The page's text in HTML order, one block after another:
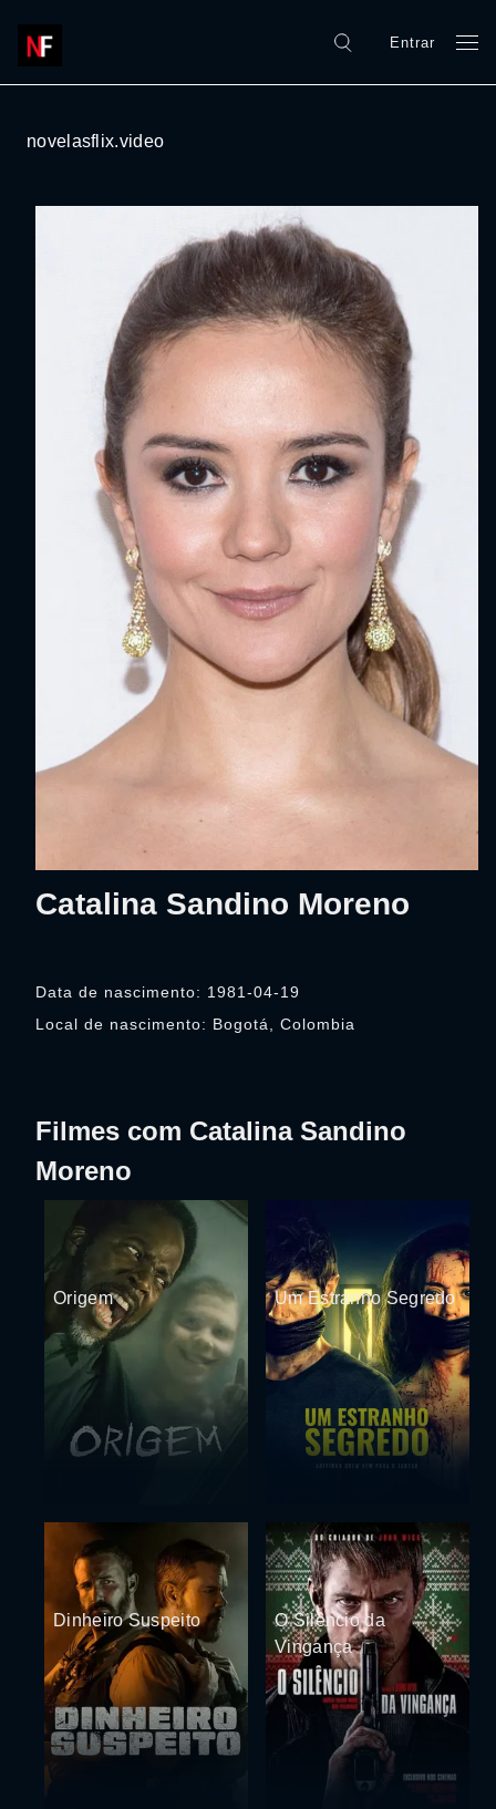
Entrar
novelasflix.video
Catalina Sandino Moreno
Data de nascimento: 1981-04-19
Local de nascimento: Bogotá, Colombia
Filmes com Catalina Sandino
Moreno
Origem Um Estranho Segredo
Dinheiro Suspeito
O Silêncio da
Vingança